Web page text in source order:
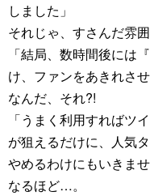
しました」
それじゃ、すさんだ雰
「結局、数時間後には
け、ファンをあきれさせ
なんだ、それ?!
「うまく利用すればツ
が狙えるだけに、人気
やめるわけにもいきませ
なるほど…。